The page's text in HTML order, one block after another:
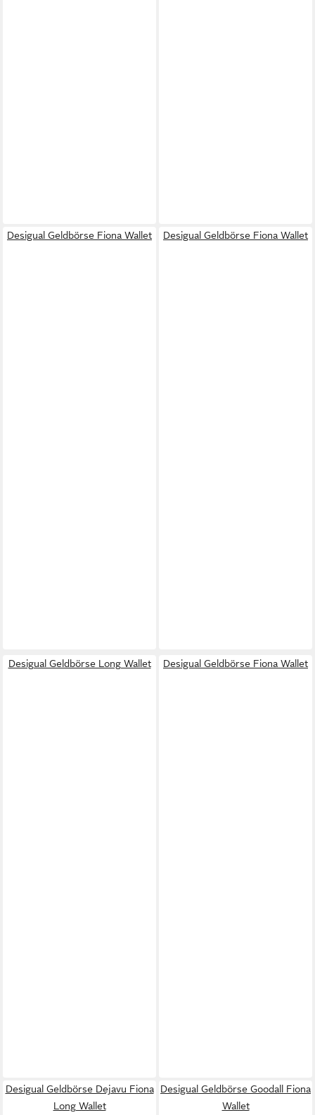
Desigual Geldbörse Fiona Wallet Desigual Geldbörse Fiona Wallet
Desigual Geldbörse Long Wallet Desigual Geldbörse Fiona Wallet
Desigual Geldbörse Dejavu Fiona
Long Wallet
Desigual Geldbörse Goodall Fiona
Wallet